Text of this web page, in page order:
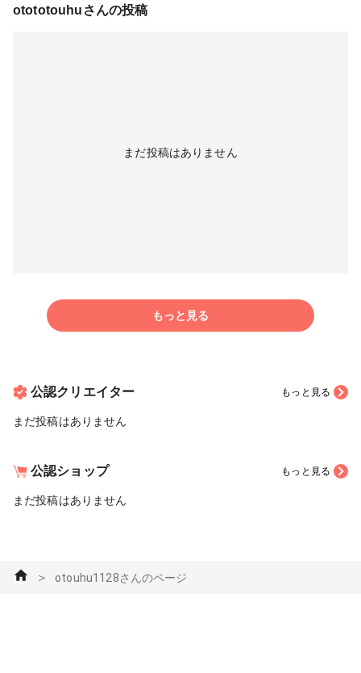
otototouhu さんの投稿
まだ投稿はありません
もっと見る
公認クリエイター もっと見る
まだ投稿はありません
公認ショップ もっと見る
まだ投稿はありません
＞ otouhu1128さんのページ